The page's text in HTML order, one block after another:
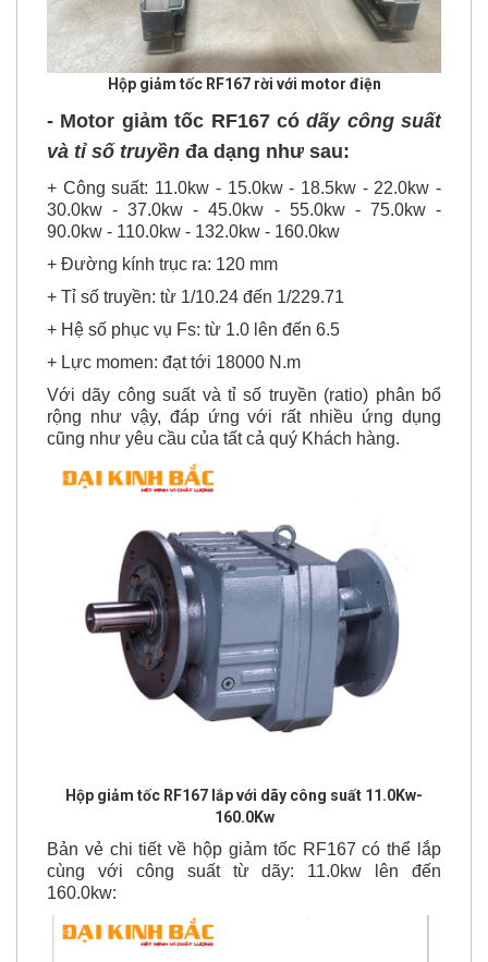
Hộp giảm tốc RF167 rời với motor điện
- Motor giảm tốc RF167códãy công suất
và tỉ số truyền đa dạng như sau:
+ Công suất: 11.0kw - 15.0kw - 18.5kw - 22.0kw -
30.0kw - 37.0kw - 45.0kw - 55.0kw - 75.0kw -
90.0kw - 110.0kw - 132.0kw - 160.0kw
+ Đường kính trục ra: 120 mm
+ Tỉ số truyền: từ 1/10.24 đến 1/229.71
+ Hệ số phục vụ Fs: từ 1.0 lên đến 6.5
+ Lực momen: đạt tới 18000 N.m
Với dãy công suất và tỉ số truyền (ratio) phân bổ
rộng như vậy, đáp ứng với rất nhiều ứng dụng
cũng như yêu cầu của tất cả quý Khách hàng.
Hộp giảm tốc RF167 lắp với dãy công suất 11.0Kw-
160.0Kw
Bản vẻ chi tiết về hộp giảm tốc RF167 có thể lắp
cùng với công suất từ dãy: 11.0kw lên đến
160.0kw: